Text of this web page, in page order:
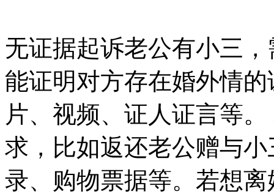
无证据起诉老公有小三
能证明对方存在婚外情
片、视频、证人证言等
求，比如返还老公赠与
录、购物票据等。若想